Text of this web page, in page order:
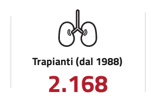
Trapianti (dal 1988)
2.168